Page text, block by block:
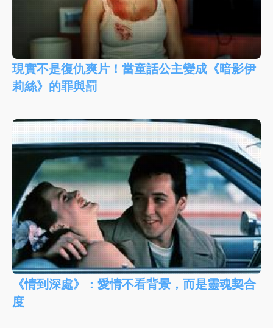
現實不是復仇爽片！當童話公主變成《暗影伊
莉絲》的罪與罰
《情到深處》：愛情不看背景，而是靈魂契合
度